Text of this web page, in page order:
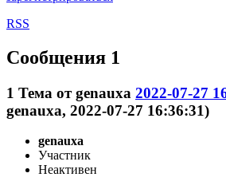
RSS
Сообщения 1
1 Тема отgenauxa 2022-07-27
genauxa, 2022-07-27 16:36:31)
genauxa
Участник
Неактивен